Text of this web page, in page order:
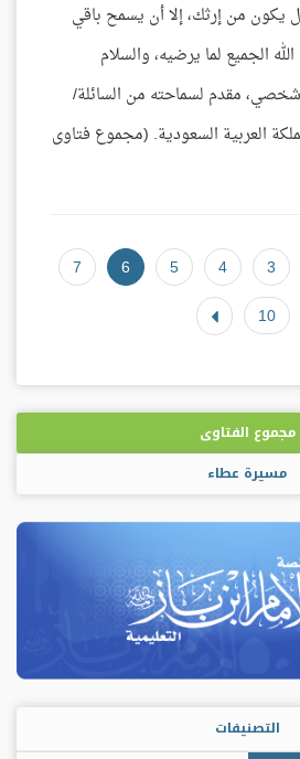
يكون من إرثك، إلا أن يسمح باقي
الجميع لما يرضيه، والسلام
شخصي، مقدم لسماحته من السائلة/
العربية السعودية. (مجموع فتاوى
3
4
5
6
7
10
مجموع الفتاوى
مسيرة عطاء
التصنيفات